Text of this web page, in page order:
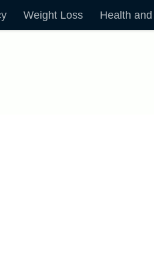
Weight Loss Health